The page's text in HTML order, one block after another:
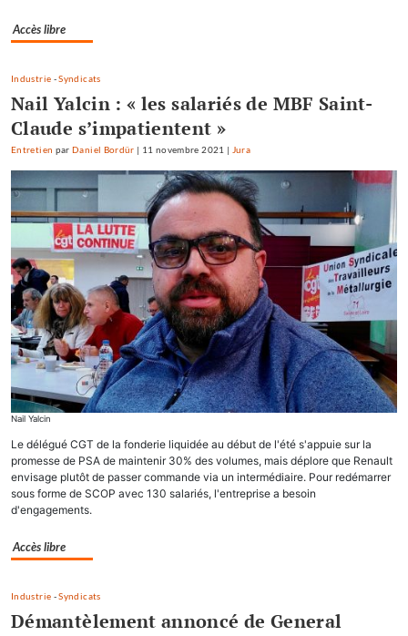
Accès libre
Industrie -Syndicats
Nail Yalcin : « les salariés de MBF Saint-
Claude s’impatientent »
Entretien parDaniel Bordür | 11 novembre 2021 | Jura
Nail Yalcin
Le délégué CGT de la fonderie liquidée au début de l'été s'appuie sur la
promesse de PSA de maintenir 30% des volumes, mais déplore que Renault
envisage plutôt de passer commande via un intermédiaire. Pour redémarrer
sous forme de SCOP avec 130 salariés, l'entreprise a besoin
d'engagements.
Accès libre
Industrie -Syndicats
Démantèlement annoncé de General